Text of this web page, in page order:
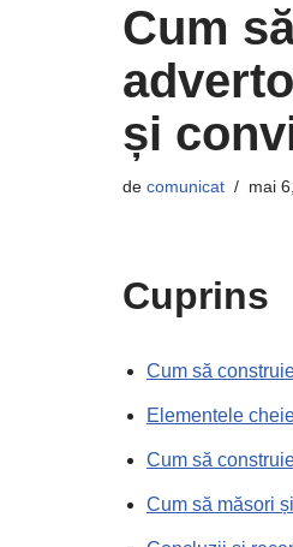
Cum
și
de comunicat mai
Cuprins
Cum să
Elementele
Cum să
Cum să măsori